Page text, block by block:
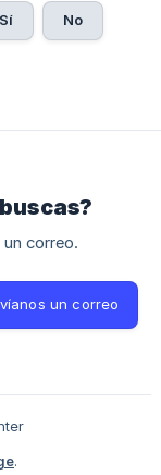
Sí No
correo.
un correo
.